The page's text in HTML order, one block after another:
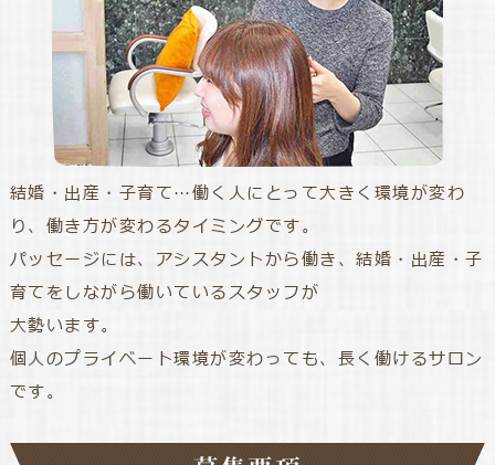
結婚・出産・子育て…働く人にとって大きく環境が変わ
り、働き方が変わるタイミングです。
パッセージには、アシスタントから働き、結婚・出産・子
育てをしながら働いているスタッフが
大勢います。
個人のプライベート環境が変わっても、長く働けるサロン
です。